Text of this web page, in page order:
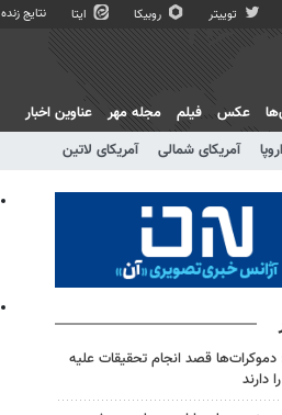
توییتر روبیکا ایتا نتایج زنده
اروپا آمریکای شمالی آمریکای لاتین
عکس فیلم مجله مهر عناوین اخبار
دموکرات‌ها قصد انجام تحقیقات علیه
دارند